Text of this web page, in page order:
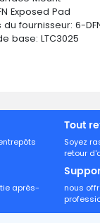
Exposed Pad
fournisseur: 6-
base: LTC3025
Tout
Soyez
retour
après-
nous